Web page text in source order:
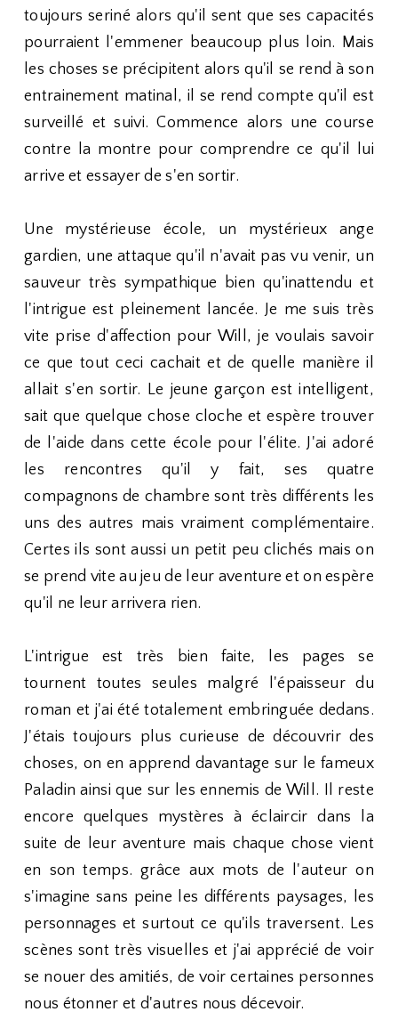
toujours seriné alors qu'il sent que ses capacités
pourraient l'emmener beaucoup plus loin. Mais
les choses se précipitent alors qu'il se rend à son
entrainement matinal, il se rend compte qu'il est
surveillé et suivi. Commence alors une course
contre la montre pour comprendre ce qu'il lui
arrive et essayer de s'en sortir.
Une mystérieuse école, un mystérieux ange
gardien, une attaque qu'il n'avait pas vu venir, un
sauveur très sympathique bien qu'inattendu et
l'intrigue est pleinement lancée. Je me suis très
vite prise d'affection pour Will, je voulais savoir
ce que tout ceci cachait et de quelle manière il
allait s'en sortir. Le jeune garçon est intelligent,
sait que quelque chose cloche et espère trouver
de l'aide dans cette école pour l'élite. J'ai adoré
les rencontres qu'il y fait, ses quatre
compagnons de chambre sont très différents les
uns des autres mais vraiment complémentaire.
Certes ils sont aussi un petit peu clichés mais on
se prend vite au jeu de leur aventure et on espère
qu'il ne leur arrivera rien.
L'intrigue est très bien faite, les pages se
tournent toutes seules malgré l'épaisseur du
roman et j'ai été totalement embringuée dedans.
J'étais toujours plus curieuse de découvrir des
choses, on en apprend davantage sur le fameux
Paladin ainsi que sur les ennemis de Will. Il reste
encore quelques mystères à éclaircir dans la
suite de leur aventure mais chaque chose vient
en son temps. grâce aux mots de l'auteur on
s'imagine sans peine les différents paysages, les
personnages et surtout ce qu'ils traversent. Les
scènes sont très visuelles et j'ai apprécié de voir
se nouer des amitiés, de voir certaines personnes
nous étonner et d'autres nous décevoir.